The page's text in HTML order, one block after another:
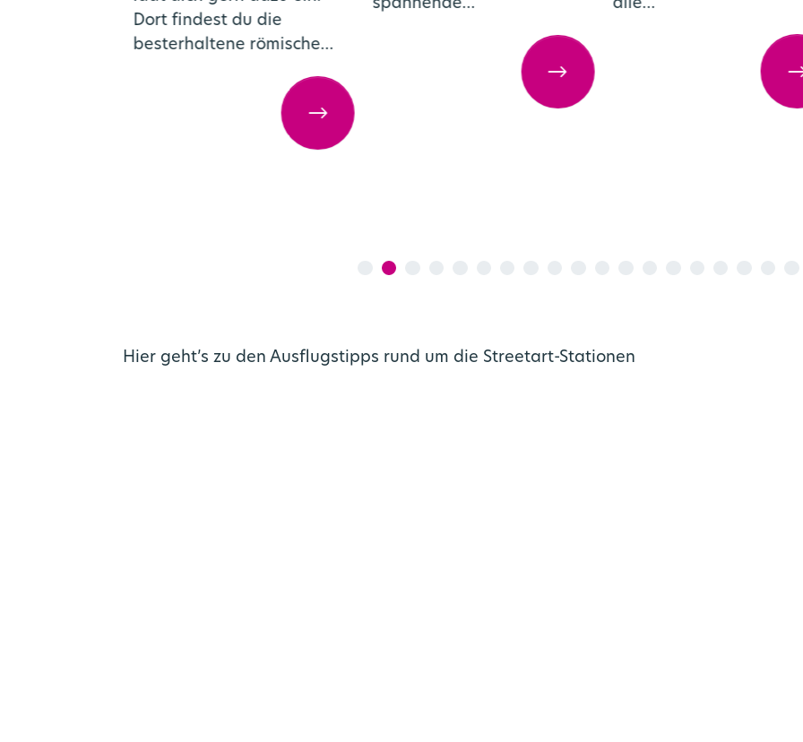
Dort findest du die
besterhaltene römische…
2000 Jahre Badekultur erleben
spannende…
Urban Hiking in Bonn
alle…
Hier geht’s zu den Ausflugstipps rund um die Streetart-Stationen